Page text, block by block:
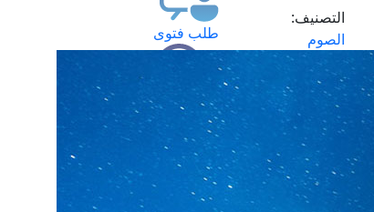
التصنيف:
الصوم
طلب فتوى
استعلام عن فتوى
حجز موعد